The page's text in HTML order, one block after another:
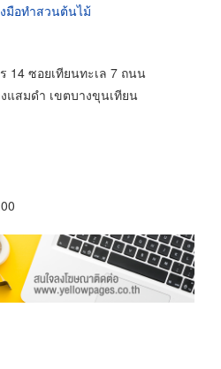
มือทำสวนต้นไม้
14 ซอยเทียนทะเล 7 ถนน
แสมดำ เขตบางขุนเทียน